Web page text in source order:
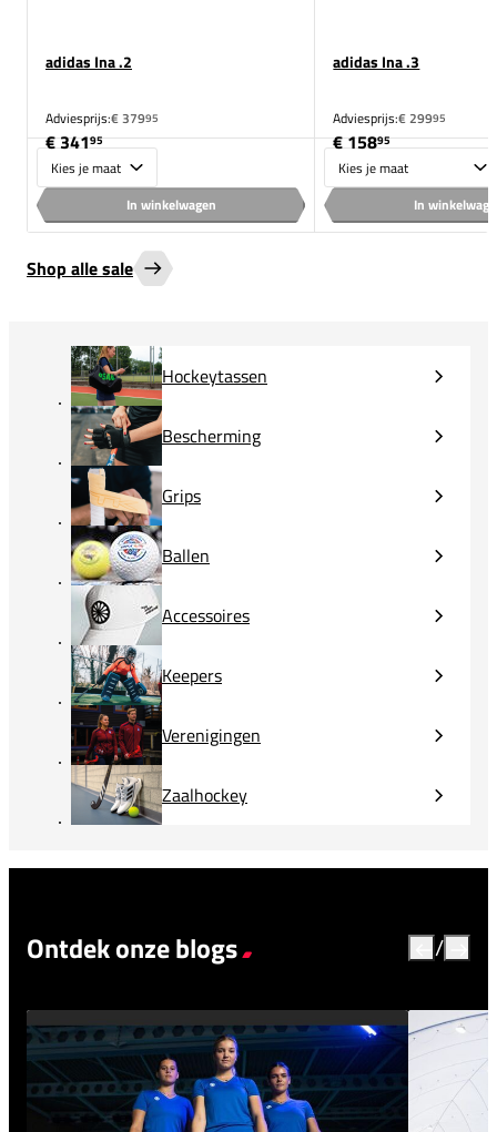
adidas Ina .2
Adviesprijs:€ 37995
€ 34195
Maat
In winkelwagen
adidas Ina .3
Adviesprijs:€ 29995
€ 15895
Maat
In
Shop alle sale
Hockeytassen
Bescherming
Grips
Ballen
Accessoires
Keepers
Verenigingen
Zaalhockey
Ontdek onze blogs /